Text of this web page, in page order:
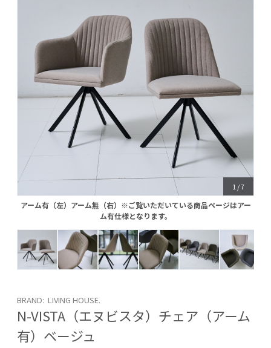
アーム有（左）アーム無（右）※ご覧いただいている商品ページはアー
1 /7
アーム有（左）アーム無（右）※ご覧いただいている商品ページはアー
ム有仕様となります。
BRAND: LIVING HOUSE.
N-VISTA（エヌビスタ）チェア（アーム
有）ベージュ